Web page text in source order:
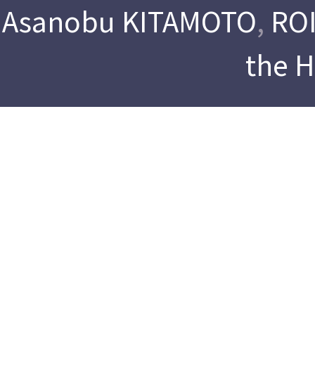
Asanobu KITAMOTO,
the